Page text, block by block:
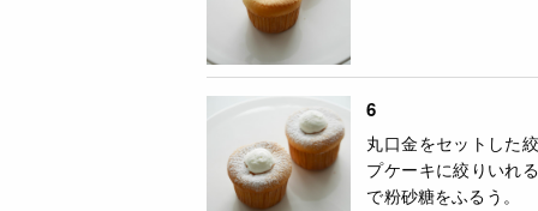
6
丸口金をセットした
プケーキに絞りいれ
で粉砂糖をふるう。